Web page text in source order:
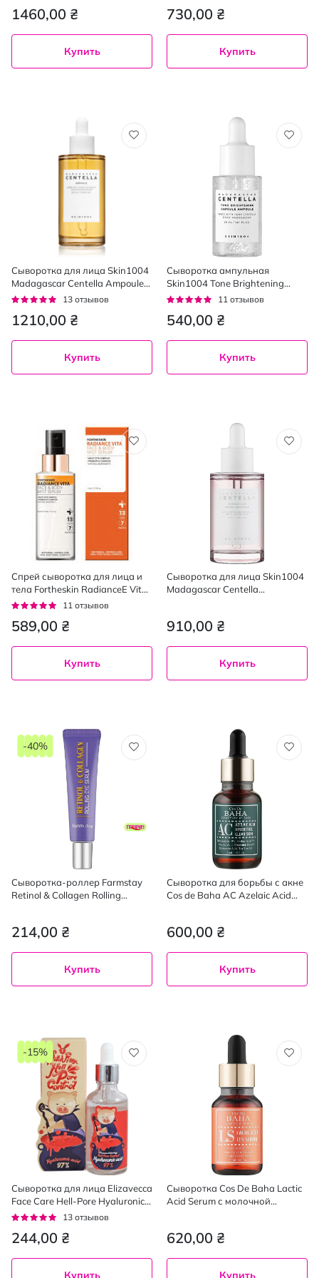
1460,00 ₴
Купить
730,00 ₴
Купить
Сыворотка для лица Skin1004
Madagascar Centella Ampoule
ампульная с экстрактом
Рейтинг:
13 отзывов
1210,00 ₴
Купить
Сыворотка ампульная
Skin1004 Tone Brightening
Capsule Ampoule с экстрактом
Рейтинг:
11 отзывов
540,00 ₴
Купить
Спрей сыворотка для лица и
тела Fortheskin RadianceE Vita
Face & Body Mist Serum 110 мл
Рейтинг:
11 отзывов
589,00 ₴
Купить
Сыворотка для лица Skin1004
Madagascar Centella
910,00 ₴
Купить
Сыворотка-роллер Farmstay
Retinol & Collagen Rolling
214,00 ₴
-40%
Купить
Сыворотка для борьбы с акне
Cos de Baha AC Azelaic Acid
600,00 ₴
Купить
Сыворотка для лица Elizavecca
Face Care Hell-Pore Hyaluronic
Acid 97% с гиалуроновой
Рейтинг:
13 отзывов
244,00 ₴
-15%
Купить
Сыворотка Cos De Baha Lactic
Acid Serum с молочной
620,00 ₴
Купить